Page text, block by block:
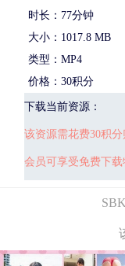
时长：77分钟
大小：1017.8 MB
类型：MP4
价格：30积分
下载当前资源：
该资源需花费30积分
会员可享受免费下载